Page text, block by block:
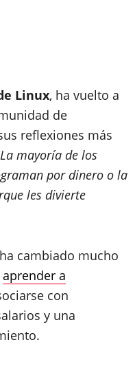
Linux, ha vuelto a
de
reflexiones más
mayoría de los
por dinero o la
les divierte
cambiado mucho
aprender a
con
y una